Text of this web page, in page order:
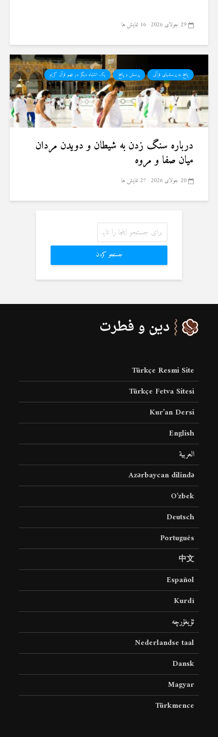
29 جولای 2026 16 نمایش ها
پاسخ به پرسشهای قرآنی پرسش و پاسخ یک اشتباه دیگر در فهم قرآن کریم
درباره سنگ زدن به شیطان و دویدن مردان
میان صفا و مروه
20 جولای 2026 27 نمایش ها
جستجو کردن
Türkçe Resmi Site
Türkçe Fetva Sitesi
Kur’an Dersi
English
العربية
Azərbaycan dilində
O’zbek
Deutsch
Português
中文
Español
Kurdî
ئۇيغۇرچە
Nederlandse taal
Dansk
Magyar
Türkmence